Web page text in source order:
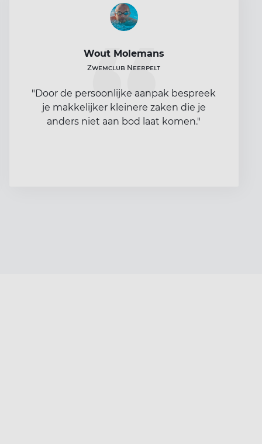
Wout Molemans
Zwemclub Neerpelt
"Door de persoonlijke aanpak bespreek
je makkelijker kleinere zaken die je
anders niet aan bod laat komen."